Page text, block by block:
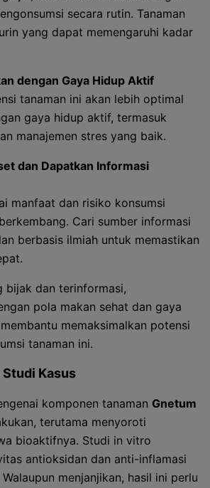
secara rutin. Tanaman
yang dapat memengaruhi kadar
dengan Gaya Hidup Aktif
tanaman ini akan lebih optimal
gaya hidup aktif, termasuk
manajemen stres yang baik.
dan Dapatkan Informasi
manfaat dan risiko konsumsi
Cari sumber informasi
berbasis ilmiah untuk memastikan
bijak dan terinformasi,
pola makan sehat dan gaya
memaksimalkan potensi
tanaman ini.
Kasus
komponen tanaman Gnetum
terutama menyoroti
bioaktifnya. Studi in vitro
antioksidan dan anti-inflamasi
menjanjikan, hasil ini perlu